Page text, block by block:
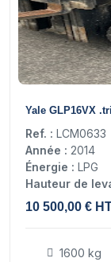
Yale GLP16VX
Ref. : LCM0633
Année : 2014
Énergie : LPG
Hauteur de
10 500,00 €
1600 kg